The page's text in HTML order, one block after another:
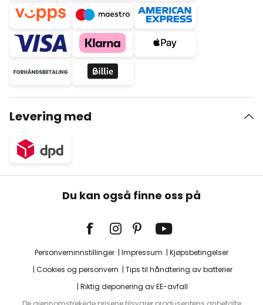
Levering med
Du kan også finne oss på
Personverninnstillinger Impressum
Kjøpsbetingelser
Cookies og personvern
Tips til håndtering av batterier
Riktig deponering av EE-avfall